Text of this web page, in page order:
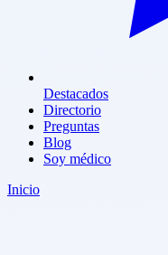
Destacados
Directorio
Preguntas
Blog
Soy médico
Inicio